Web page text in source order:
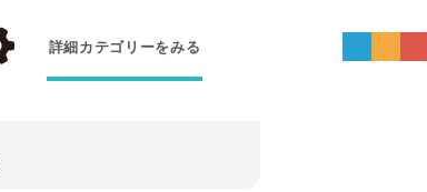
詳細カテゴリーをみる